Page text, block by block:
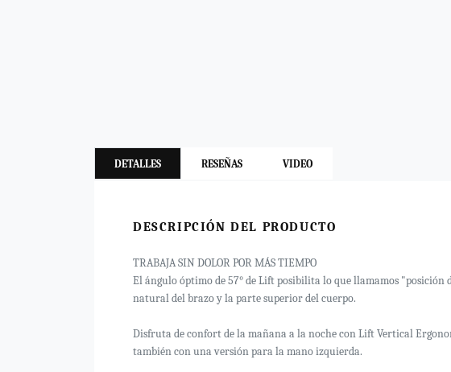
DETALLES RESEÑAS VIDEO
DESCRIPCIÓN DEL PRODUCTO
TRABAJA SIN DOLOR POR MÁS TIEMPO
El ángulo óptimo de 57° de Lift posibilita lo que llamamos
natural del brazo y la parte superior del cuerpo.
Disfruta de confort de la mañana a la noche con Lift Vertical
también con una versión para la mano izquierda.